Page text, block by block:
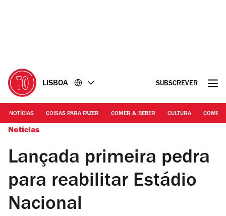
LISBOA SUBSCREVER
NOTÍCIAS COISAS PARA FAZER COMER & BEBER CULTURA
Notícias
Lançada primeira pedra
para reabilitar Estádio
Nacional